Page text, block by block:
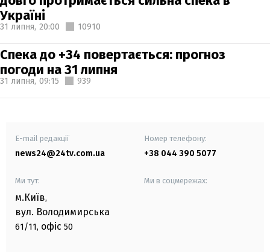
Україні
31 липня, 20:00 10910
Спека до +34 повертається: прогноз
погоди на 31 липня
31 липня, 09:15 939
E-mail редакції
news24@24tv.com.ua
Номер телефону:
+38 044 390 5077
Ми тут:
м.Київ,
вул. Володимирська
61/11, офіс 50
Ми в соцмережах: